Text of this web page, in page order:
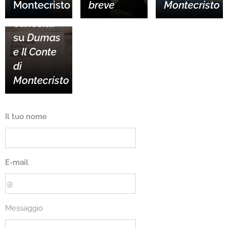
Montecristo
breve
Montecristo
Altre
su Dumas
e Il Conte
di
Montecristo
Il tuo nome
E-mail
Messaggio